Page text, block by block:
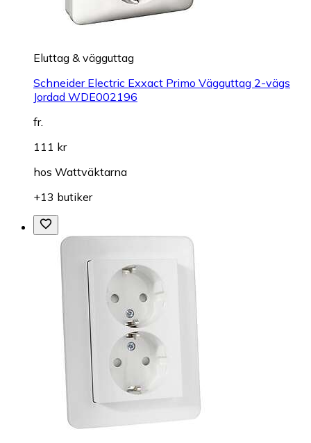
Eluttag & vägguttag
Schneider Electric Exxact Primo Vägguttag 2-vägs
Jordad WDE002196
fr.
111 kr
hos Wattväktarna
+13 butiker